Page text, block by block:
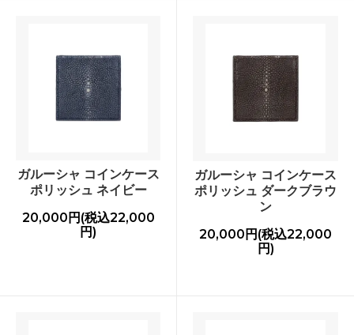
ガルーシャ コインケース
ポリッシュ ネイビー
20,000円(税込22,000
円)
ガルーシャ コインケース
ポリッシュ ダークブラウ
ン
20,000円(税込22,000
円)